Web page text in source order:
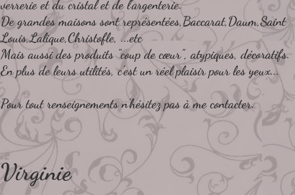
verrerie et du cristal et de l'argenterie.
De grandes maisons sont représentées,Baccarat,Daum,Saint
Louis,Lalique,Christofle, ...etc
Mais aussi des produits "coup de cœur", atypiques, décoratifs.
En plus de leurs utilités, c'est un réel plaisir pour les yeux...
Pour tout renseignements n'hésitez pas à me contacter.
Virginie